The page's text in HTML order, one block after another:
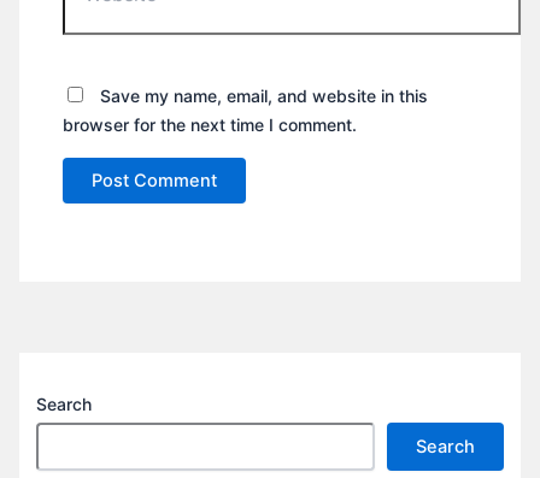
Save my name, email, and website in this
browser for the next time I comment.
Search
Search